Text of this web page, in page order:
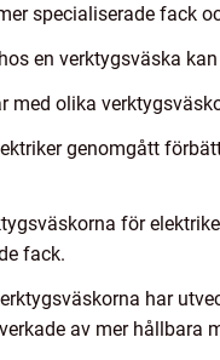
specialiserade fack
en verktygsväska
med olika
genomgått
för
fack.
har
av mer hållbara